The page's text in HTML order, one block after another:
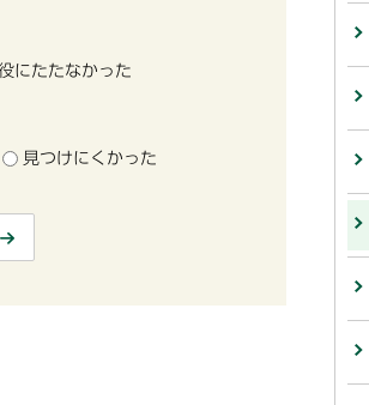
にたたなかった
見つけにくかった